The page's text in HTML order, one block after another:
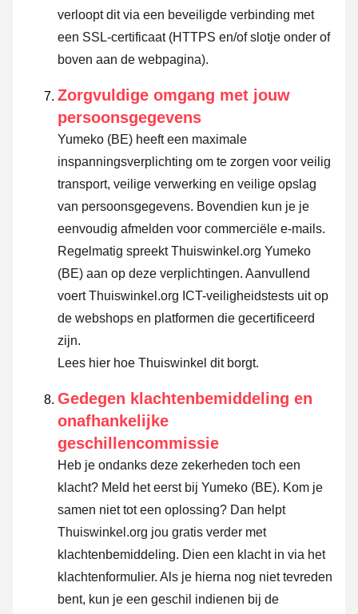
verloopt dit via een beveiligde verbinding met
een SSL-certificaat (HTTPS en/of slotje onder of
boven aan de webpagina).
Zorgvuldige omgang met jouw
persoonsgegevens
Yumeko (BE) heeft een maximale
inspanningsverplichting om te zorgen voor veilig
transport, veilige verwerking en veilige opslag
van persoonsgegevens. Bovendien kun je je
eenvoudig afmelden voor commerciële e-mails.
Regelmatig spreekt Thuiswinkel.org Yumeko
(BE) aan op deze verplichtingen. Aanvullend
voert Thuiswinkel.org ICT-veiligheidstests uit op
de webshops en platformen die gecertificeerd
zijn.
Lees hier hoe Thuiswinkel dit borgt.
Gedegen klachtenbemiddeling en
onafhankelijke
geschillencommissie
Heb je ondanks deze zekerheden toch een
klacht? Meld het eerst bij Yumeko (BE). Kom je
samen niet tot een oplossing? Dan helpt
Thuiswinkel.org jou gratis verder met
klachtenbemiddeling. Dien een klacht in via het
klachtenformulier. Als je hierna nog niet tevreden
bent, kun je een geschil indienen bij de